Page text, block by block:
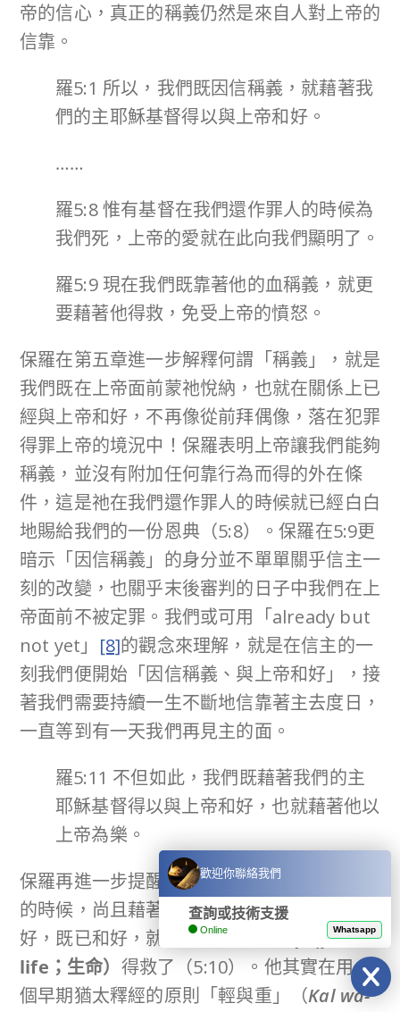
帝的信心，真正的稱義仍然是來自人對上帝的
信靠。
羅5:1 所以，我們既因信稱義，就藉著我
們的主耶穌基督得以與上帝和好。
……
羅5:8 惟有基督在我們還作罪人的時候為
我們死，上帝的愛就在此向我們顯明了。
羅5:9 現在我們既靠著他的血稱義，就更
要藉著他得救，免受上帝的憤怒。
保羅在第五章進一步解釋何謂「稱義」，就是
我們既在上帝面前蒙祂悅納，也就在關係上已
經與上帝和好，不再像從前拜偶像，落在犯罪
得罪上帝的境況中！保羅表明上帝讓我們能夠
稱義，並沒有附加任何靠行為而得的外在條
件，這是祂在我們還作罪人的時候就已經白白
地賜給我們的一份恩典（5:8）。保羅在5:9更
暗示「因信稱義」的身分並不單單關乎信主一
刻的改變，也關乎末後審判的日子中我們在上
帝面前不被定罪。我們或可用「already but
not yet」 [8]的觀念來理解，就是在信主的一
刻我們便開始「因信稱義、與上帝和好」，接
著我們需要持續一生不斷地信靠著主去度日，
一直等到有一天我們再見主的面。
羅5:11 不但如此，我們既藉著我們的主
耶穌基督得以與上帝和好，也就藉著他以
上帝為樂。
保羅再進一步提醒我們，當我們還作上帝仇敵
的時候，尚且藉著上帝兒子的死得以與上帝和
好，既已和好，就更要因他的
；
life ；生命） 得救了（5:10）。他其實在用一
個早期猶太釋經的原則「輕與重」（Kal wa-
歡迎你聯絡我們
查詢或技術支援
Online Whatsapp